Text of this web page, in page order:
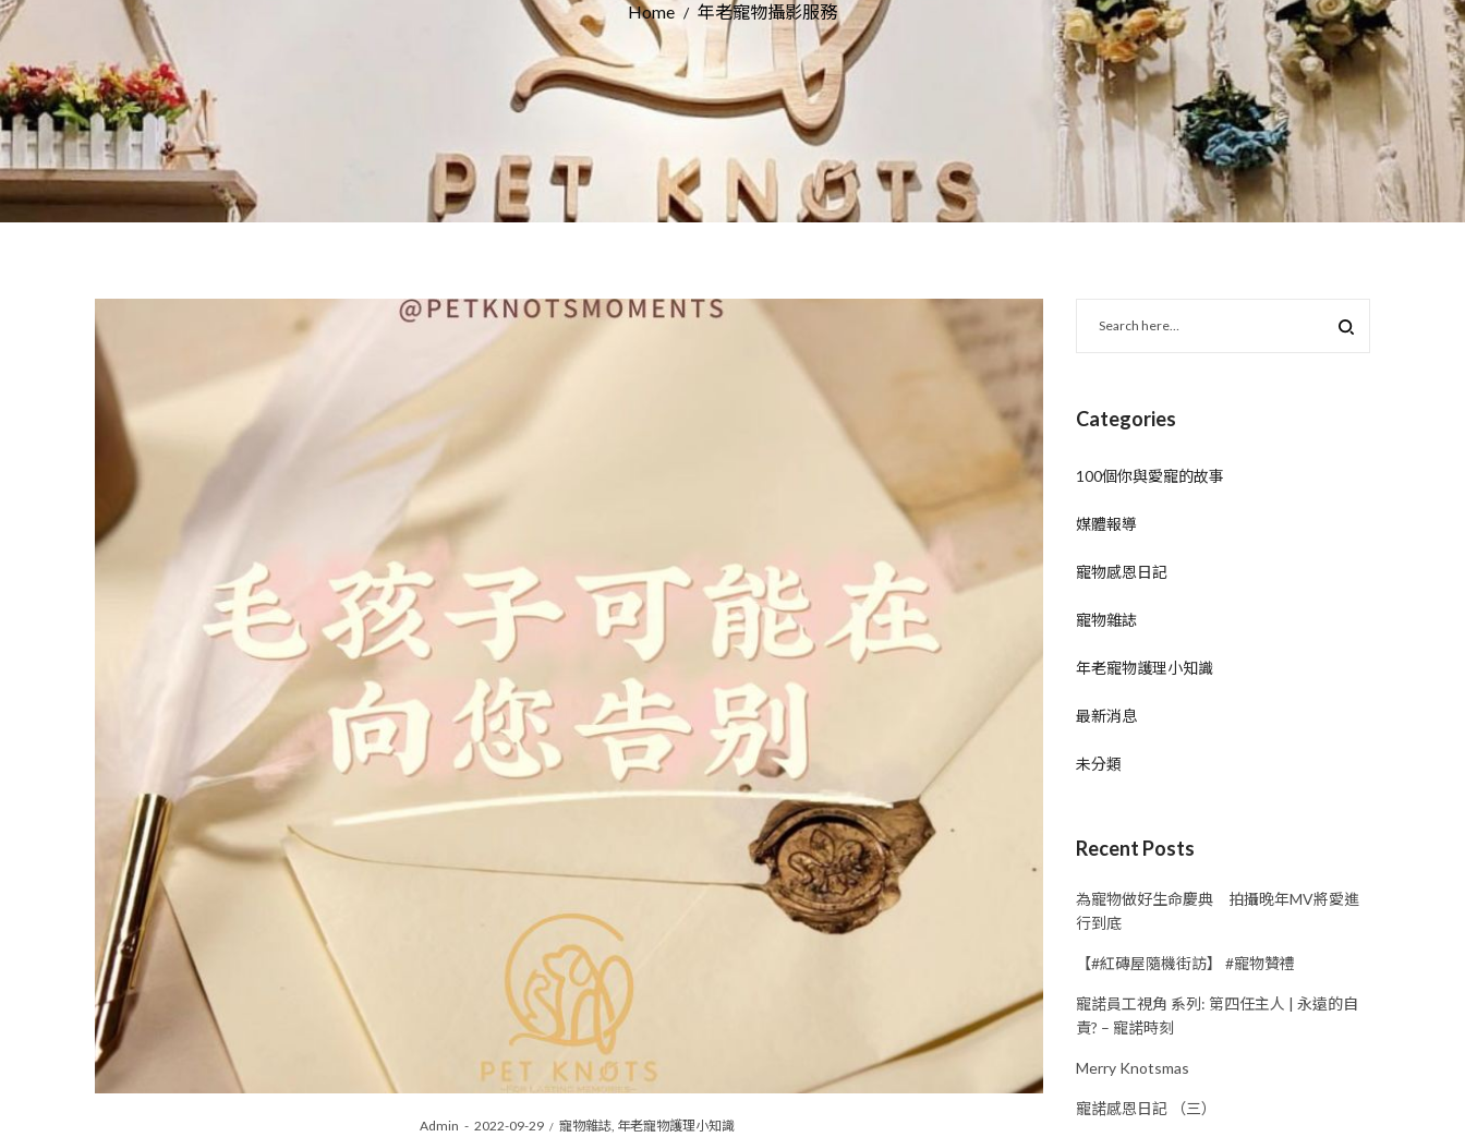
Home / 年老寵物攝影服務
ByAdmin
Posted
2022-09-29
Posted
寵物雜誌 年老寵物護理小知識
Categories
100個你與愛寵的故事
媒體報導
寵物感恩日記
寵物雜誌
年老寵物護理小知識
最新消息
未分類
Recent Posts
為寵物做好生命慶典 拍攝晚年MV將愛進
行到底
【#紅磚屋隨機街訪】 #寵物贊禮
寵諾員工視角 系列: 第四任主人 | 永遠的自
責? – 寵諾時刻
Merry Knotsmas
寵諾感恩日記 （三）